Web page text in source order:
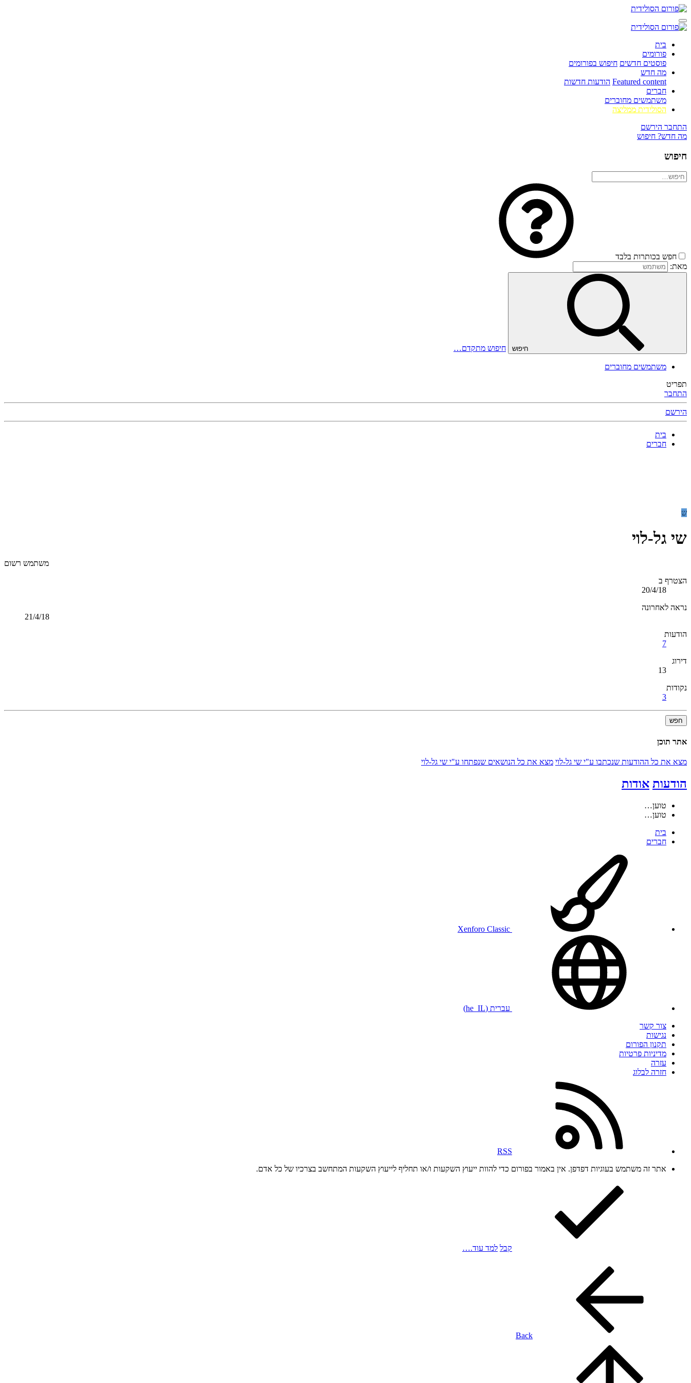
בית
פורומים
פוסטים חדשים חיפוש בפורומים
מה חדש
Featured content הודעות חדשות
חברים
משתמשים מחוברים
הסולידית ממליצה
התחבר הירשם
מה חדש? חיפוש
חיפוש
חפש בכותרות בלבד
מאת:
חיפוש חיפוש מתקדם…
משתמשים מחוברים
תפריט
התחבר
הירשם
בית
חברים
ש
שי גל-לוי
משתמש רשום
הצטרף ב
20/4/18
נראה לאחרונה
21/4/18
הודעות
7
דירוג
13
נקודות
3
חפש
אתר תוכן
מצא את כל ההודעות שנכתבו ע"י שי גל-לוי מצא את כל הנושאים שנפתחו ע"י שי גל-לוי
הודעות אודות
טוען…
טוען…
בית
חברים
עברית (he_IL)
צור קשר
נגישות
תקנון הפורום
מדיניות פרטיות
עזרה
חזרה לבלוג
RSS
אתר זה משתמש בעוגיות דפדפן. אין באמור בפורום כדי להוות ייעוץ השקעות ו/או תחליף לייעוץ השקעות המתחשב בצרכיו של כל אדם.
קבל למד עוד.…
Back